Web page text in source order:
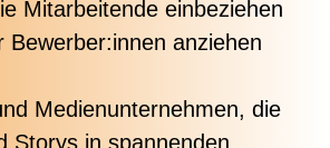
Mitarbeitende einbeziehen
Bewerber:innen anziehen
Medienunternehmen, die
Storys in spannenden